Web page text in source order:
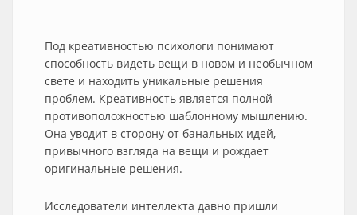
Под креативностью психологи понимают
способность видеть вещи в новом и необычном
свете и находить уникальные решения
проблем. Креативность является полной
противоположностью шаблонному мышлению.
Она уводит в сторону от банальных идей,
привычного взгляда на вещи и рождает
оригинальные решения.
Исследователи интеллекта давно пришли